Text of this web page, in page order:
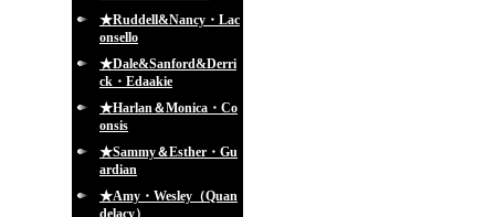
★Ruddell&Nancy・Lac
onsello
★Dale&Sanford&Derri
ck・Edaakie
★Harlan＆Monica・Co
onsis
★Sammy＆Esther・Gu
ardian
★Amy・Wesley（Quan
delacy）